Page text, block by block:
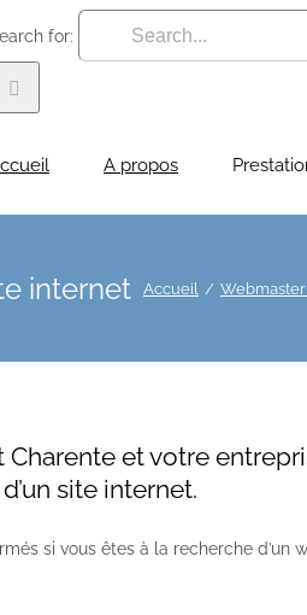
for:
A propos
internet Accueil
et votre
site internet.
si vous êtes à la recherche d’un